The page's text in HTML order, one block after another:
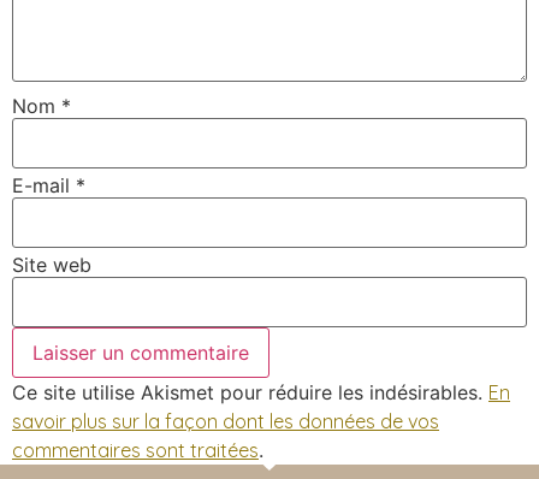
Nom *
E-mail *
Site web
Ce site utilise Akismet pour réduire les indésirables. En
savoir plus sur la façon dont les données de vos
commentaires sont traitées.